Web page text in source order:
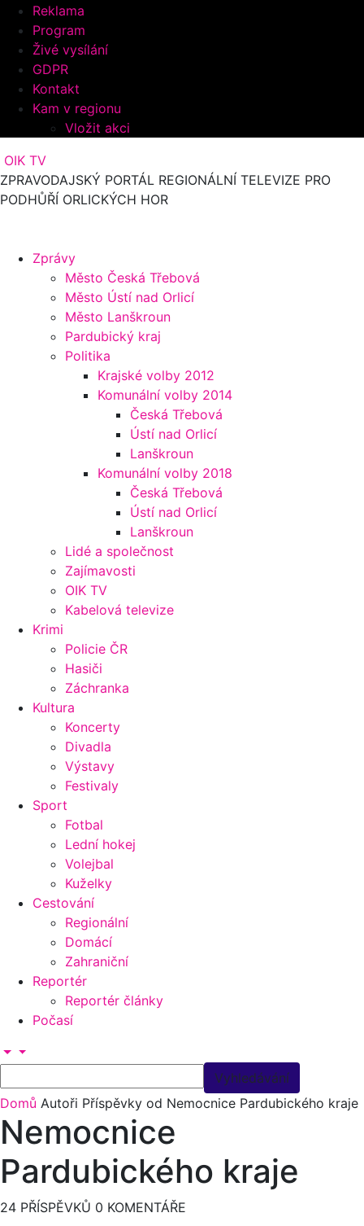
Reklama
Program
Živé vysílání
GDPR
Kontakt
Kam v regionu
Vložit akci
OIK TV
ZPRAVODAJSKÝ PORTÁL REGIONÁLNÍ TELEVIZE PRO
PODHŮŘÍ ORLICKÝCH HOR
Zprávy
Město Česká Třebová
Město Ústí nad Orlicí
Město Lanškroun
Pardubický kraj
Politika
Krajské volby 2012
Komunální volby 2014
Česká Třebová
Ústí nad Orlicí
Lanškroun
Komunální volby 2018
Česká Třebová
Ústí nad Orlicí
Lanškroun
Lidé a společnost
Zajímavosti
OIK TV
Kabelová televize
Krimi
Policie ČR
Hasiči
Záchranka
Kultura
Koncerty
Divadla
Výstavy
Festivaly
Sport
Fotbal
Lední hokej
Volejbal
Kuželky
Cestování
Regionální
Domácí
Zahraniční
Reportér
Reportér články
Počasí
Domů Autoři Příspěvky od Nemocnice Pardubického kraje
Nemocnice
Pardubického kraje
24 PŘÍSPĚVKŮ 0 KOMENTÁŘE